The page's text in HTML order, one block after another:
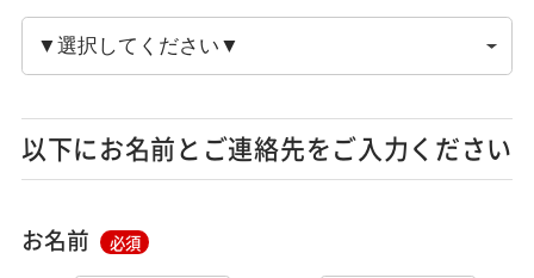
以下にお名前とご連絡先をご入力ください
お名前 必須